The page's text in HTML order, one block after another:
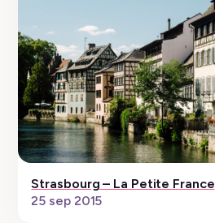
Strasbourg – La Petite France
25 sep 2015